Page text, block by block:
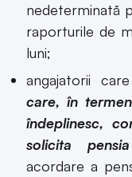
nedeterminată
raporturile de
luni;
angajatorii
care, în
îndeplinesc,
solicita
acordare a